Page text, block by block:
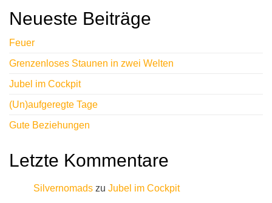
t
e
r
t
i
e
Neueste Beiträge
Feuer
Grenzenloses Staunen in zwei Welten
Jubel im Cockpit
(Un)aufgeregte Tage
Gute Beziehungen
Letzte Kommentare
Silvernomads zu Jubel im Cockpit